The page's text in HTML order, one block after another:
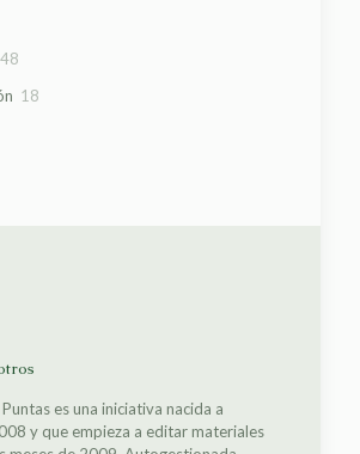
4848
1818
es una iniciativa nacida a
y que empieza a editar materiales